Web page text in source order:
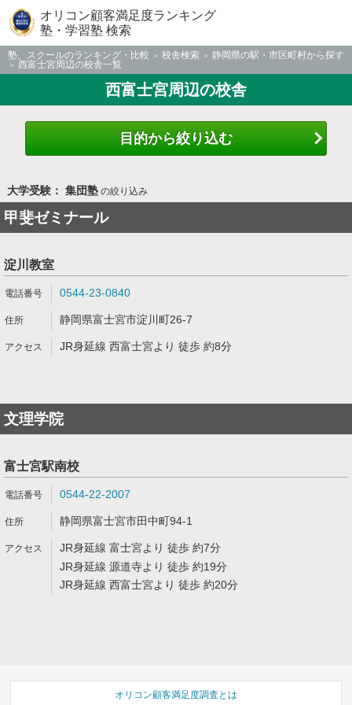
オリコン顧客満足度ランキング
塾・学習塾 検索
塾、スクールのランキング・比較 校舎検索
静岡県の駅・市区町村から探す
西富士宮周辺の校舎一覧
西富士宮周辺の校舎
目的から絞り込む
大学受験： 集団塾の絞り込み
甲斐ゼミナール
淀川教室
0544-23-0840
静岡県富士宮市淀川町26-7
JR身延線 西富士宮より 徒歩 約8分
文理学院
富士宮駅南校
0544-22-2007
静岡県富士宮市田中町94-1
JR身延線 富士宮より 徒歩 約7分
JR身延線 源道寺より 徒歩 約19分
JR身延線 西富士宮より 徒歩 約20分
オリコン顧客満足度調査とは